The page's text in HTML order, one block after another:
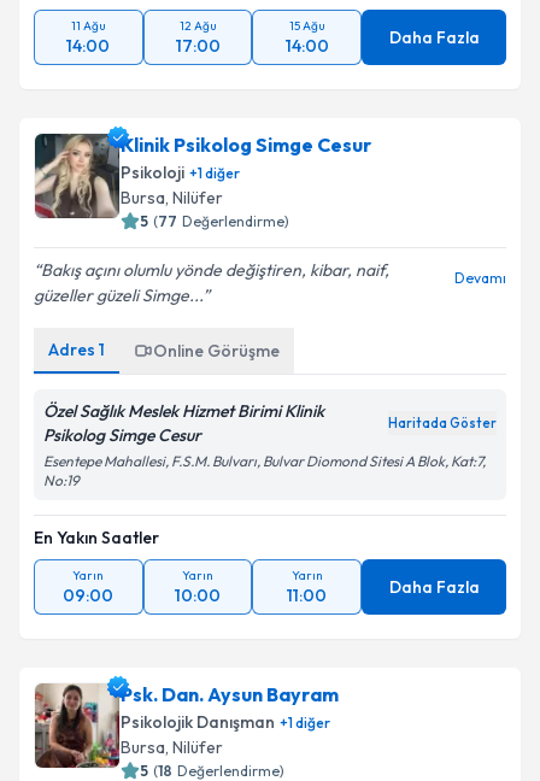
11 Ağu
14:00
12 Ağu
17:00
15 Ağu
14:00 Daha Fazla
Klinik Psikolog Simge Cesur
Psikoloji +1diğer
Bursa, Nilüfer
5 (77 Değerlendirme)
Bakış açını olumlu yönde değiştiren, kibar, naif,
güzeller güzeli Simge...
Devamı
Adres 1 Online Görüşme
Özel Sağlık Meslek Hizmet Birimi Klinik
Psikolog Simge Cesur
Haritada Göster
Esentepe Mahallesi, F.S.M. Bulvarı, Bulvar Diomond Sitesi A Blok, Kat:7,
No:19
En Yakın Saatler
Yarın
09:00
Yarın
10:00
Yarın
11:00 Daha Fazla
Psk. Dan. Aysun Bayram
Psikolojik Danışman +1diğer
Bursa, Nilüfer
5 (18 Değerlendirme)